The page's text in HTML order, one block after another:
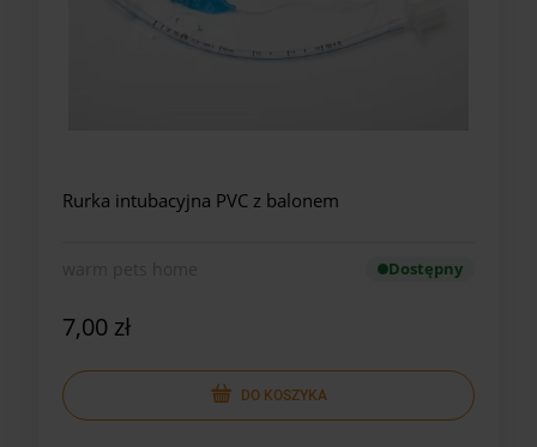
Rurka intubacyjna PVC z balonem
Dostępny
7,00 zł
DO KOSZYKA